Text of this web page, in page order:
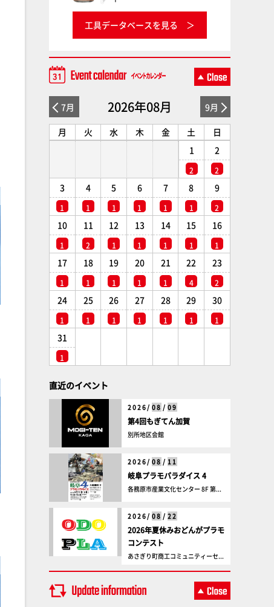
工具データベースを見る
7月 2026年08月 9月
月 火 水 木 金 土
日
1
2
2
2
3
1
4
1
5
1
6
1
7
1
8
1
9
2
10
1
11
2
12
1
13
1
14
1
15
1
16
1
17
1
18
1
19
1
20
1
21
1
22
4
23
2
24
1
25
1
26
1
27
1
28
1
29
1
30
1
31
1
直近のイベント
2026/ 08 / 09
第4回もぎてん加賀
別所地区会館
2026/ 08 / 11
岐阜プラモパラダイス 4
各務原市産業文化センター 8F 第...
2026/ 08 / 22
2026年夏休みおどんがプラモ
コンテスト
あさぎり町商工コミュニティーセ...